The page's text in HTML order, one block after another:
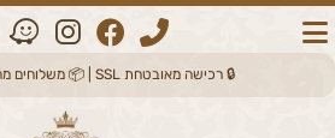
🔒 רכישה מאובטחת SSL | 📦 משלוחים מהירים לכל הארץ